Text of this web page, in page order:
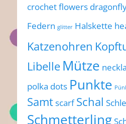
crochet flowers
Federn glitter Halskette
Katzenohren
Libelle Mütze
polka dots Punkte
Samtscarf Schal
Schmetterling